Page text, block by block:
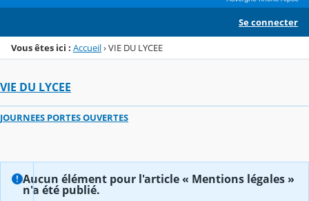
Se connecter
Vous êtes ici : Accueil›VIE DU LYCEE
VIE DU LYCEE
JOURNEES PORTES OUVERTES
Aucun élément pour l'article « Mentions légales »
n'a été publié.